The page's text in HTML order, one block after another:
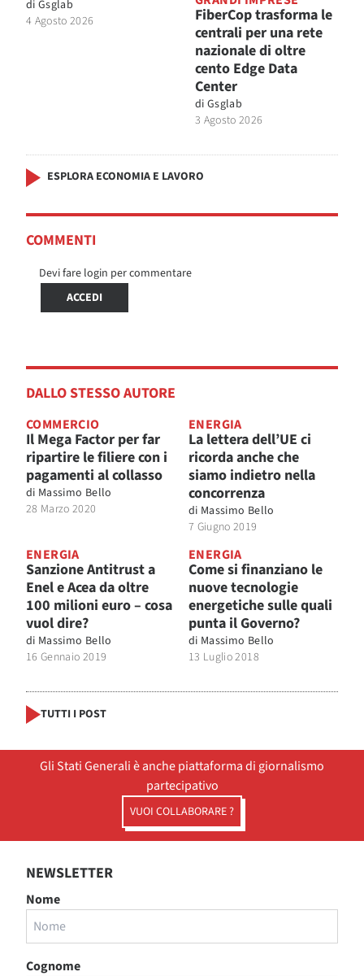
di Gsglab
4 Agosto 2026
FiberCop trasforma le
centrali per una rete
nazionale di oltre
cento Edge Data
Center
di Gsglab
3 Agosto 2026
ESPLORA ECONOMIA E LAVORO
COMMENTI
Devi fare login per commentare
ACCEDI
DALLO STESSO AUTORE
COMMERCIO
Il Mega Factor per far
ripartire le filiere con i
pagamenti al collasso
di Massimo Bello
28 Marzo 2020
ENERGIA
La lettera dell’UE ci
ricorda anche che
siamo indietro nella
concorrenza
di Massimo Bello
7 Giugno 2019
ENERGIA
Sanzione Antitrust a
Enel e Acea da oltre
100 milioni euro – cosa
vuol dire?
di Massimo Bello
16 Gennaio 2019
ENERGIA
Come si finanziano le
nuove tecnologie
energetiche sulle quali
punta il Governo?
di Massimo Bello
13 Luglio 2018
TUTTI I POST
Gli Stati Generali è anche piattaforma di giornalismo
partecipativo
VUOI COLLABORARE ?
NEWSLETTER
Nome
Cognome